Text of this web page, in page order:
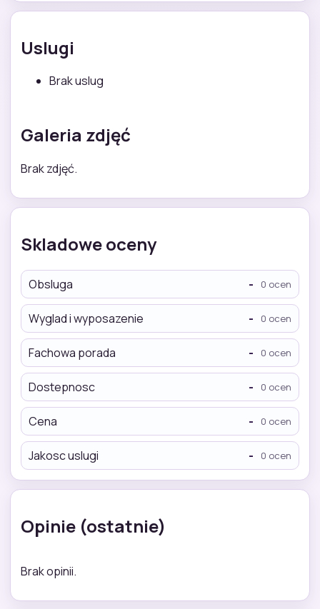
Uslugi
Brak uslug
Galeria zdjęć
Brak zdjęć.
Skladowe oceny
Obsluga - 0 ocen
Wyglad i wyposazenie - 0 ocen
Fachowa porada - 0 ocen
Dostepnosc - 0 ocen
Cena - 0 ocen
Jakosc uslugi - 0 ocen
Opinie (ostatnie)
Brak opinii.